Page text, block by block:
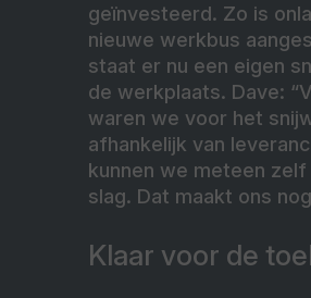
geïnvesteerd. Zo is
nieuwe werkbus
staat er nu een eigen
de werkplaats. Dave:
waren we voor het
afhankelijk van
kunnen we meteen zelf
slag. Dat maakt ons
Klaar voor de